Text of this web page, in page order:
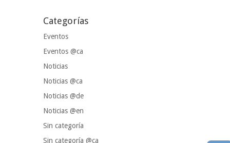
Categorías
Eventos
Eventos @ca
Noticias
Noticias @ca
Noticias @de
Noticias @en
Sin categoría
Sin categoría @ca